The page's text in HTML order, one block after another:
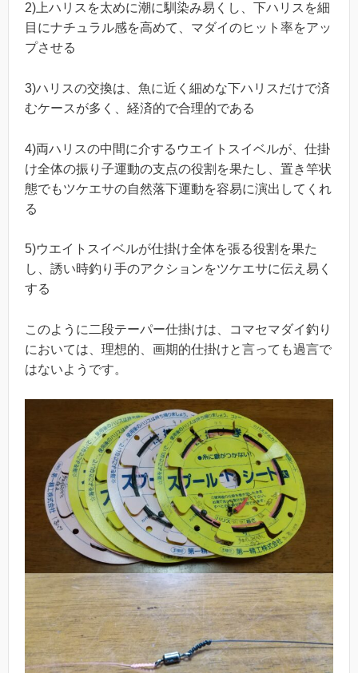
2)上ハリスを太めに潮に馴染み易くし、下ハリスを細
目にナチュラル感を高めて、マダイのヒット率をアッ
プさせる
3)ハリスの交換は、魚に近く細めな下ハリスだけで済
むケースが多く、経済的で合理的である
4)両ハリスの中間に介するウエイトスイベルが、仕掛
け全体の振り子運動の支点の役割を果たし、置き竿状
態でもツケエサの自然落下運動を容易に演出してくれ
る
5)ウエイトスイベルが仕掛け全体を張る役割を果た
し、誘い時釣り手のアクションをツケエサに伝え易く
する
このように二段テーパー仕掛けは、コマセマダイ釣り
においては、理想的、画期的仕掛けと言っても過言で
はないようです。